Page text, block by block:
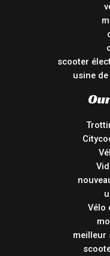
scooter
usine
Vélo
meilleur